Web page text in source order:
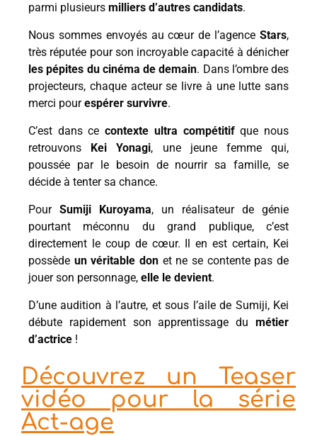
parmi plusieurs milliers d’autres candidats.
Nous sommes envoyés au cœur de l’agence Stars,
très réputée pour son incroyable capacité à dénicher
les pépites du cinéma de demain. Dans l’ombre des
projecteurs, chaque acteur se livre à une lutte sans
merci pourespérer survivre.
C’est dans cecontexte ultra compétitifque nous
retrouvons
Kei Yonagi, une jeune femme qui,
poussée par le besoin de nourrir sa famille, se
décide à tenter sa chance.
Pour Sumiji Kuroyama, un réalisateur de génie
pourtant méconnu du grand publique, c’est
directement le coup de cœur. Il en est certain, Kei
possède un véritable don et ne se contente pas de
jouer son personnage, elle le devient.
D’une audition à l’autre, et sous l’aile de Sumiji, Kei
débute rapidement son apprentissage du métier
d’actrice !
Découvrez un Teaser
vidéo pour la série
Act-age